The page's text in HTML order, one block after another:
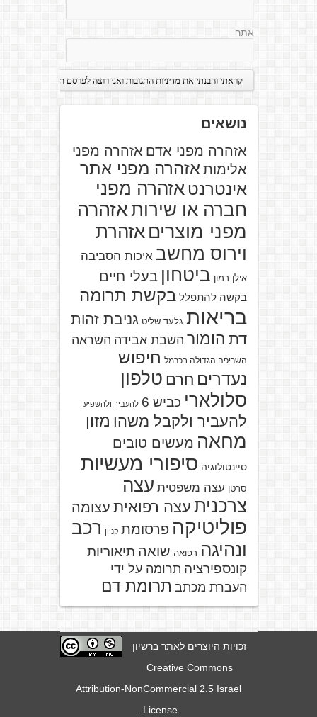
אתר
נושאים
אזהרה מפני אדם אזהרה מפני
אלימות אזהרה מפני אתר
אינטרנט אזהרה מפני
חברה או שירותאזהרה
מפני מוצרים אזהרת
וירוס מחשב איכות הסביבה
אילן רמון ביטחון בעלי חיים
בקשה להתפלל בקשת תרומה
בריאות גלעד שליט גניבת זהות
דת הומור השבת אבידה השראה
השריפה הגדולה בכרמל חיפוש
נעדרים חרם טלפון
סלולארי כביש 6 להעביר ולהשפיע
להעביר ולקבל משהו מזון
מחאה מעשים טובים
סיינטולוגיה סיפורי מעשיות
סרטן עצה משפטית עצה
צרכנית עצה רפואית עצומה
פוליטיקה פרסומת קניון רכב
ונהיגה רפואה שואה תיאוריות
קונספירציה תרומה על ידי
העברת מכתב תרומת דם
זכויות היוצרים לאתר ברשיון
Creative Commons
Attribution-NonCommercial 2.5 Israel
License